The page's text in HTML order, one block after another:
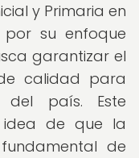
y Primaria en
su enfoque
garantizar el
calidad para
país. Este
de que la
de